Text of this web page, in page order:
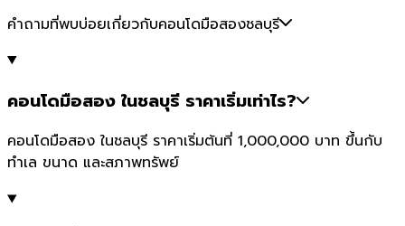
คำถามที่พบบ่อยเกี่ยวกับคอนโดมือสองชลบุรี
คอนโดมือสอง ในชลบุรี ราคาเริ่มเท่าไร?
คอนโดมือสอง ในชลบุรี ราคาเริ่มต้นที่ 1,000,000 บาท ขึ้นกับ
ทำเล ขนาด และสภาพทรัพย์